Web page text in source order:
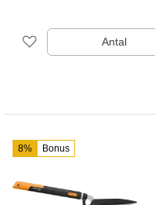
Antal
8% Bonus